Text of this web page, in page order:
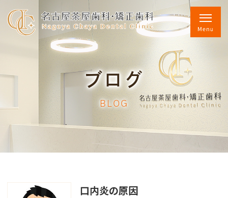
ブログ
BLOG
口内炎の原因